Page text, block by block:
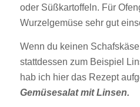
oder Süßkartoffeln. Für
Wurzelgemüse sehr gut
Wenn du keinen
stattdessen zum Beispiel
hab ich hier das Rezept
Gemüsesalat mit Linsen.